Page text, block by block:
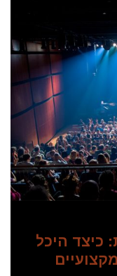
כיצד היכל